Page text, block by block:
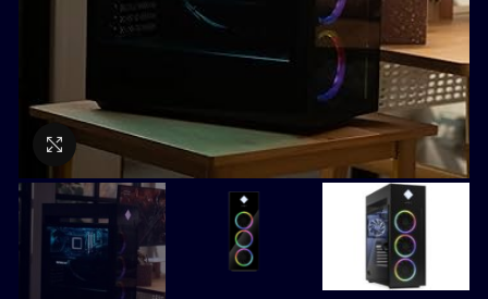
Agrandir